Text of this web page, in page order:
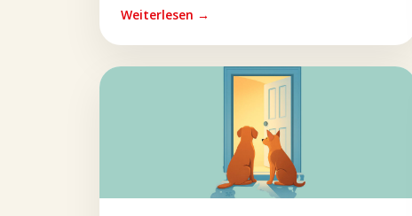
Weiterlesen →